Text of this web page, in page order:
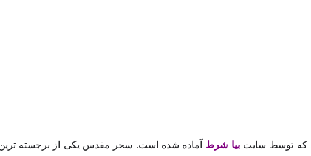
که توسط سایت بیا شرط آماده شده است. سحر مقدس یکی از برجسته‌ ترین